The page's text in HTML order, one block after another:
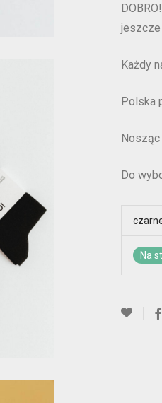
jeszcze
Każdy
Polska
Nosząc
Do
Na